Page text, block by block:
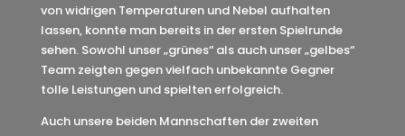
von widrigen Temperaturen und Nebel aufhalten
lassen, konnte man bereits in der ersten Spielrunde
sehen. Sowohl unser „grünes“ als auch unser „gelbes“
Team zeigten gegen vielfach unbekannte Gegner
tolle Leistungen und spielten erfolgreich.
Auch unsere beiden Mannschaften der zweiten